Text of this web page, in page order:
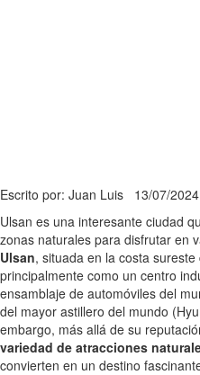
Escrito por: Juan Luis 13/07/2024
Ulsan es una interesante ciudad
zonas naturales para disfrutar en
Ulsan, situada en la costa sureste
principalmente como un centro
ensamblaje de automóviles del
del mayor astillero del mundo
embargo, más allá de su
variedad de atracciones
convierten en un destino